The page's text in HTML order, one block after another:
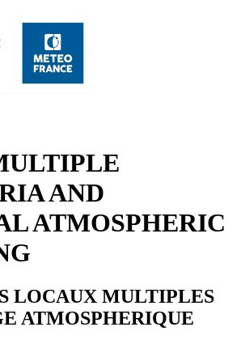
AND
ATMOSPHERIC
LOCAUX MULTIPLES
ATMOSPHERIQUE